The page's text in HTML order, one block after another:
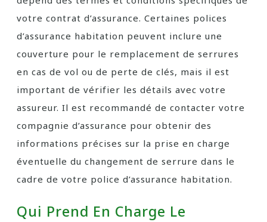
votre contrat d’assurance. Certaines polices
d’assurance habitation peuvent inclure une
couverture pour le remplacement de serrures
en cas de vol ou de perte de clés, mais il est
important de vérifier les détails avec votre
assureur. Il est recommandé de contacter votre
compagnie d’assurance pour obtenir des
informations précises sur la prise en charge
éventuelle du changement de serrure dans le
cadre de votre police d’assurance habitation.
Qui Prend En Charge Le